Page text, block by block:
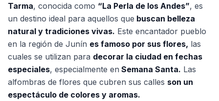
Tarma, conocida como “La Perla de los Andes”, es
un destino ideal para aquellos que buscan belleza
natural y tradiciones vivas. Este encantador pueblo
en la región de Junín es famoso por sus flores, las
cuales se utilizan para decorar la ciudad en fechas
especiales, especialmente en Semana Santa. Las
alfombras de flores que cubren sus calles son un
espectáculo de colores y aromas.